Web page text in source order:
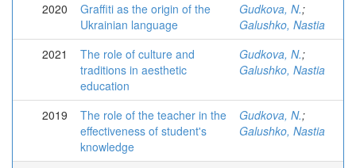
2020
Graffiti as the origin of the
Ukrainian language
Gudkova, N.;
Galushko, Nastia
2021
The role of culture and
traditions in aesthetic
education
Gudkova, N.;
Galushko, Nastia
2019
The role of the teacher in the
effectiveness of student's
knowledge
Gudkova, N.;
Galushko, Nastia